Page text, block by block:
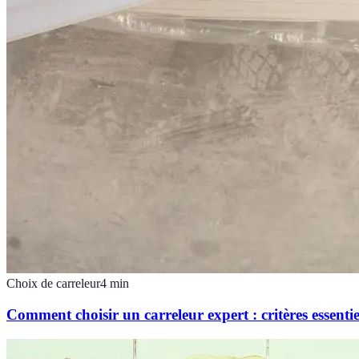
Choix de carreleur4 min
Comment choisir un carreleur expert : critères